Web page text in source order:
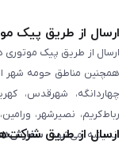
ارسال از طریق پیک
همچنین مناطق حومه شهر
چهاردانگه، شهرقدس،
رباط‌کریم، نصیرشهر،
اندیشه می‌شود.
ارسال از طریق